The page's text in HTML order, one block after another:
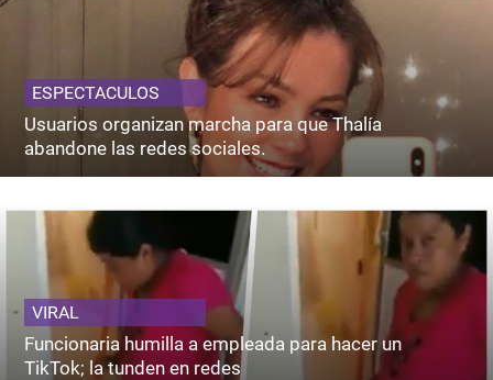
ESPECTACULOS
Usuarios organizan marcha para que Thalía
abandone las redes sociales.
VIRAL
Funcionaria humilla a empleada para hacer un
TikTok; la tunden en redes